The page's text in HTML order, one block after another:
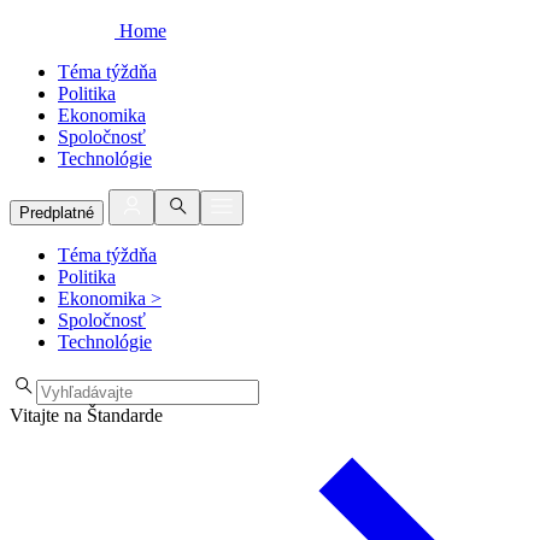
Home
Téma týždňa
Politika
Ekonomika
Spoločnosť
Technológie
Predplatné
Téma týždňa
Politika
Ekonomika >
Spoločnosť
Technológie
Vitajte na Štandarde